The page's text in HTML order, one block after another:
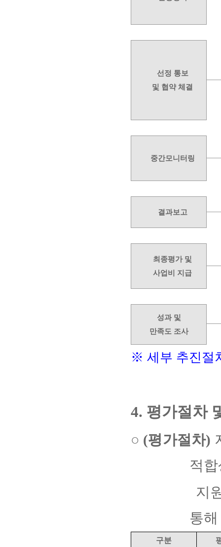
선정 통보
및 협약 체결
중간모니터링
결과보고
최종평가 및
사업비 지급
성과 및
만족도 조사
※ 세부 추진절
4. 평가절차
○ (평가절차)
적
지원기
통
구분